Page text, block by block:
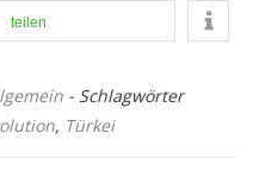
teilen
- Schlagwörter
, Türkei